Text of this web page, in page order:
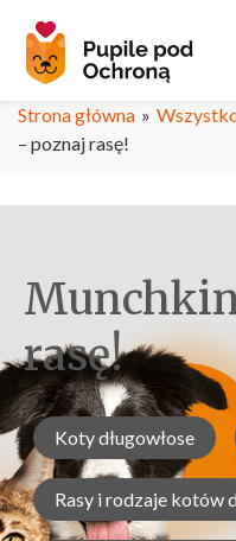
Strona główna »
– poznaj rasę!
rasę!
Koty długowłose
Rasy i rodzaje kotów